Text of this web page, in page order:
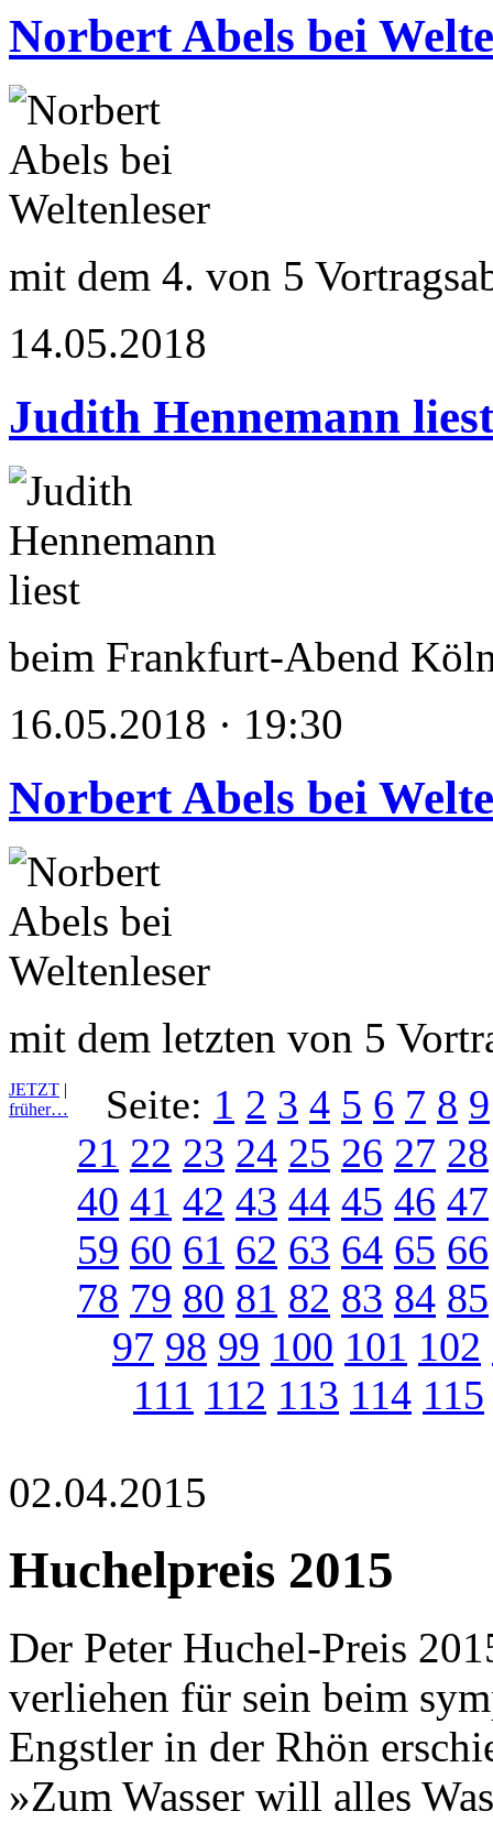
Norbert Abels bei
mit dem 4. von 5
14.05.2018
Judith Hennemann liest
beim Frankfurt-Abend
16.05.2018 · 19:30
Norbert Abels bei
mit dem letzten von 5
JETZT |
früher…
Seite: 1 2 3 4 5 6 7 8 9
21 22 23 24 25 26 27 28
40 41 42 43 44 45 46 47
59 60 61 62 63 64 65 66
78 79 80 81 82 83 84 85
97 98 99 100 101 102
111 112 113 114 115
02.04.2015
Huchelpreis 2015
Der Peter Huchel-Preis
verliehen für sein beim
Engstler in der Rhön
»Zum Wasser will alles